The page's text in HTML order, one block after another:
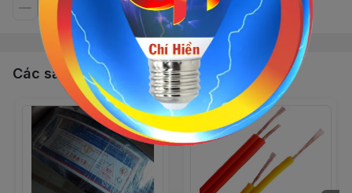
Các sản phẩm, dịch vụ khác